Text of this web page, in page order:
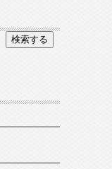
検索する